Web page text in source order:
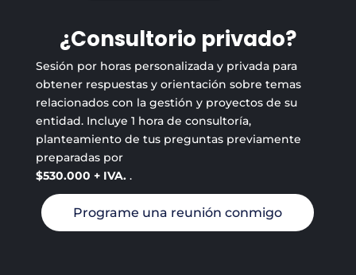
¿Consultorio privado?
Sesión por horas personalizada y privada para
obtener respuestas y orientación sobre temas
relacionados con la gestión y proyectos de su
entidad. Incluye 1 hora de consultoría,
planteamiento de tus preguntas previamente
preparadas por
$530.000 + IVA. .
Programe una reunión conmigo